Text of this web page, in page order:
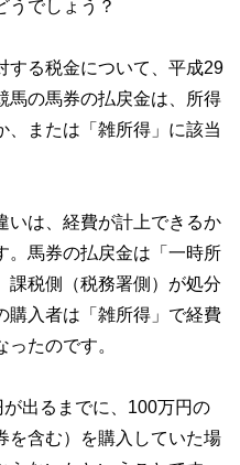
うでしょう？
する税金について、平成29
馬の馬券の払戻金は、所得
、または「雑所得」に該当
いは、経費が計上できるか
。馬券の払戻金は「一時所
課税側（税務署側）が処分
購入者は「雑所得」で経費
たのです。
出るまでに、100万円の
を含む）を購入していた場